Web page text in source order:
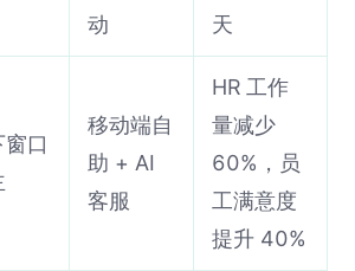
动
天
口
移动端自
助 + AI
客服
HR 工作
量减少
60%，员
工满意度
提升 40%